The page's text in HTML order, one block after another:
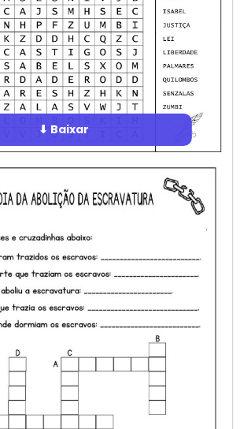
⬇ Baixar